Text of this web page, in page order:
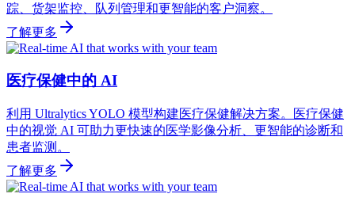
踪、货架监控、队列管理和更智能的客户洞察。
了解更多
医疗保健中的 AI
利用 Ultralytics YOLO 模型构建医疗保健解决方案。医疗保健
中的视觉 AI 可助力更快速的医学影像分析、更智能的诊断和
患者监测。
了解更多